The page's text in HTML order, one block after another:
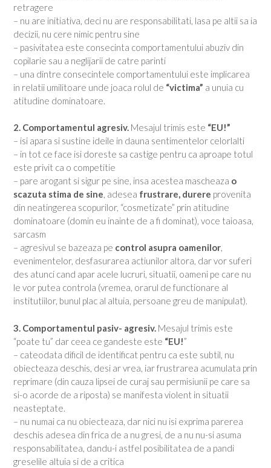
retragere
– nu are initiativa, deci nu are responsabilitati, lasa pe altii sa ia
decizii, nu cere nimic pentru sine
– pasivitatea este consecinta comportamentului abuziv din
copilarie sau a neglijarii de catre parinti
– una dintre consecintele comportamentului este implicarea
in relatii umilitoare unde joaca rolul de “victima” a unuia cu
atitudine dominatoare.
2. Comportamentul agresiv. Mesajul trimis este “EU!”
– isi apara si sustine ideile in dauna sentimentelor celorlalti
– in tot ce face isi doreste sa castige pentru ca aproape totul
este privit ca o competitie
– pare arogant si sigur pe sine, insa acestea mascheaza o
scazuta stima de sine, adesea frustrare, durere provenita
din neatingerea scopurilor, “cosmetizate” prin atitudine
dominatoare (domin eu inainte de a fi dominat), voce taioasa,
sarcasm
– agresivul se bazeaza pe control asupra oamenilor,
evenimentelor, desfasurarea actiunilor altora, dar vor suferi
des atunci cand apar acele lucruri, situatii, oameni pe care nu
le vor putea controla (vremea, orarul de functionare al
institutiilor, bunul plac al altuia, persoane greu de manipulat).
3. Comportamentul pasiv- agresiv. Mesajul trimis este
“poate tu” dar ceea ce gandeste este “EU!”
– cateodata dificil de identificat pentru ca este subtil, nu
obiecteaza deschis, desi ar vrea, iar frustrarea acumulata prin
reprimare (din cauza lipsei de curaj sau permisiunii pe care sa
si-o acorde de a riposta) se manifesta violent in situatii
neasteptate.
– nu numai ca nu obiecteaza, dar nici nu isi exprima parerea
deschis adesea din frica de a nu gresi, de a nu nu-si asuma
responsabilitatea, dandu-i astfel posibilitatea de a pandi
greselile altuia si de a critica